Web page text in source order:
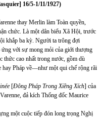
16/5-1/11/1927)
thay Merlin làm Toàn quyền,
chức. Là một dân biểu Xã Hội, trước
khắp ba kỳ. Người ta trông đợi
ứng với sự mong mỏi của giới thượng
thức cao nhất trong nước, gồm dù
Pháp về—như một qui chế rộng rãi
[Đông Pháp Trong Xiềng Xích] của
đả kích Thống đốc Maurice
một cuộc tiếp đón long trọng Nghị